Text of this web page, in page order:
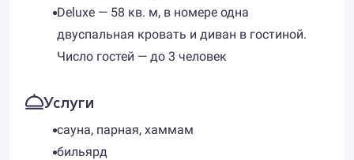
Deluxe — 58 кв. м, в номере одна
двуспальная кровать и диван в гостиной.
Число гостей — до 3 человек
Услуги
сауна, парная, хаммам
бильярд